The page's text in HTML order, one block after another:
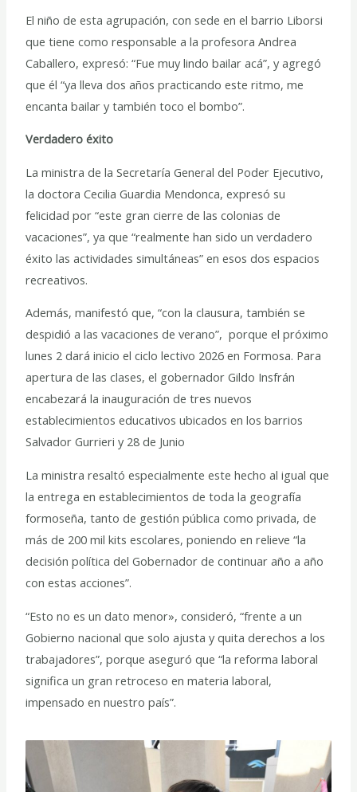
El niño de esta agrupación, con sede en el barrio Liborsi
que tiene como responsable a la profesora Andrea
Caballero, expresó: “Fue muy lindo bailar acá”, y agregó
que él “ya lleva dos años practicando este ritmo, me
encanta bailar y también toco el bombo”.
Verdadero éxito
La ministra de la Secretaría General del Poder Ejecutivo,
la doctora Cecilia Guardia Mendonca, expresó su
felicidad por “este gran cierre de las colonias de
vacaciones”, ya que “realmente han sido un verdadero
éxito las actividades simultáneas” en esos dos espacios
recreativos.
Además, manifestó que, “con la clausura, también se
despidió a las vacaciones de verano”, porque el próximo
lunes 2 dará inicio el ciclo lectivo 2026 en Formosa. Para
apertura de las clases, el gobernador Gildo Insfrán
encabezará la inauguración de tres nuevos
establecimientos educativos ubicados en los barrios
Salvador Gurrieri y 28 de Junio
La ministra resaltó especialmente este hecho al igual que
la entrega en establecimientos de toda la geografía
formoseña, tanto de gestión pública como privada, de
más de 200 mil kits escolares, poniendo en relieve “la
decisión política del Gobernador de continuar año a año
con estas acciones”.
“Esto no es un dato menor», consideró, “frente a un
Gobierno nacional que solo ajusta y quita derechos a los
trabajadores”, porque aseguró que “la reforma laboral
significa un gran retroceso en materia laboral,
impensado en nuestro país”.